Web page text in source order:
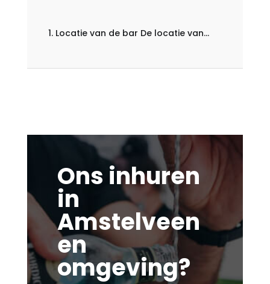
1. Locatie van de bar De locatie van...
Ons inhuren
in
Amstelveen
en
omgeving?